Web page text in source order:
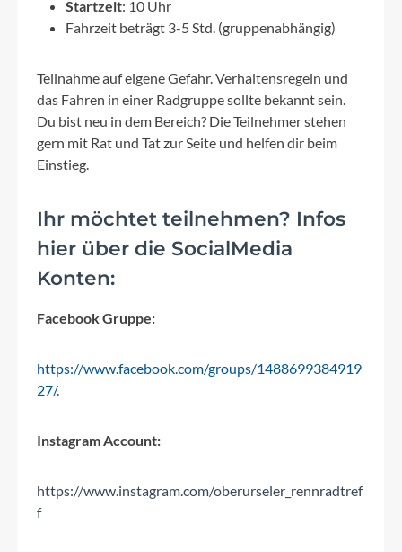
Startzeit: 10 Uhr
Fahrzeit beträgt 3-5 Std. (gruppenabhängig)
Teilnahme auf eigene Gefahr. Verhaltensregeln und
das Fahren in einer Radgruppe sollte bekannt sein.
Du bist neu in dem Bereich? Die Teilnehmer stehen
gern mit Rat und Tat zur Seite und helfen dir beim
Einstieg.
Ihr möchtet teilnehmen? Infos
hier über die SocialMedia
Konten:
Facebook Gruppe:
https://www.facebook.com/groups/1488699384919
27/.
Instagram Account:
https://www.instagram.com/oberurseler_rennradtref
f